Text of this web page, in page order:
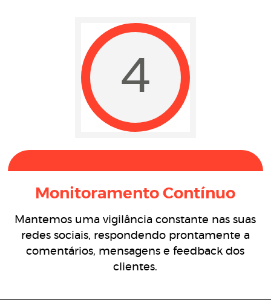
4
Monitoramento Contínuo
Mantemos uma vigilância constante nas suas
redes sociais, respondendo prontamente a
comentários, mensagens e feedback dos
clientes.